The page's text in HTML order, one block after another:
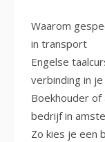
Waarom
in transport
Engelse
verbinding in
Boekhouder of
bedrijf in
Zo kies je een